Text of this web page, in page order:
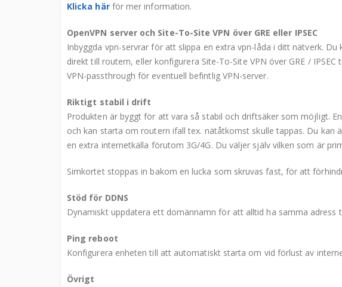
Klicka härför mer information.
OpenVPN server och Site-To-Site VPN över GRE eller IPSEC
Inbyggda vpn-servrar för att slippa en extra vpn-låda i ditt nätverk.
direkt till routern, eller konfigurera Site-To-Site VPN över GRE /
VPN-passthrough för eventuell befintlig VPN-server.
Riktigt stabil i drift
Produkten är byggt för att vara så stabil och driftsäker som möjligt.
och kan starta om routern ifall tex. nätåtkomst skulle tappas. Du
en extra internetkälla förutom 3G/4G. Du väljer själv vilken som är
Simkortet stoppas in bakom en lucka som skruvas fast, för att
Stöd för DDNS
Dynamiskt uppdatera ett domännamn för att alltid ha samma
Ping reboot
Konfigurera enheten till att automatiskt starta om vid förlust av
Övrigt